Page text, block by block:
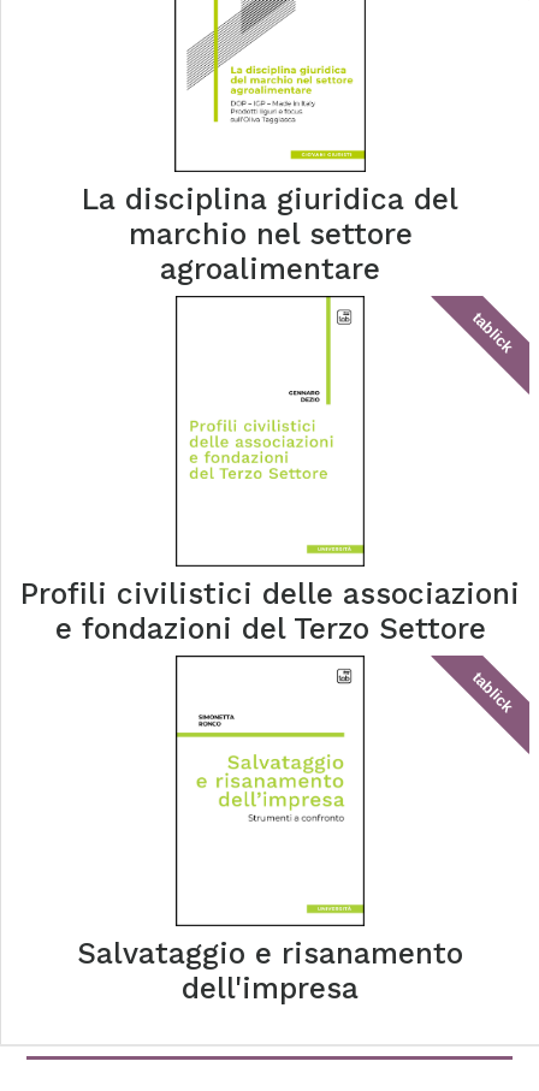
La disciplina giuridica del
marchio nel settore
agroalimentare
tablick
Profili civilistici delle associazioni
e fondazioni del Terzo Settore
tablick
Salvataggio e risanamento
dell'impresa